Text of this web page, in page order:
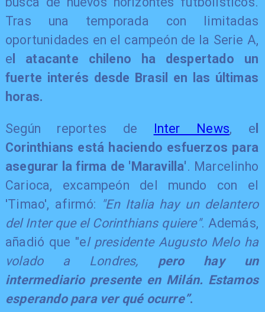
Tras una temporada con limitadas
oportunidades en el campeón de la Serie A,
e l atacante chileno ha despertado un
fuerte interés desde Brasil en las últimas
horas.
Según reportes de Inter News, e
Corinthians está haciendo esfuerzos para
asegurar la firma de 'Maravilla'. Marcelinho
Carioca, excampeón del mundo con el
'Timao', afirmó: "En Italia hay un delantero
del Inter que el Corinthians quiere". Además,
añadió que "el presidente Augusto Melo ha
volado a Londres, pero hay un
intermediario presente en Milán. Estamos
esperando para ver qué ocurre”.